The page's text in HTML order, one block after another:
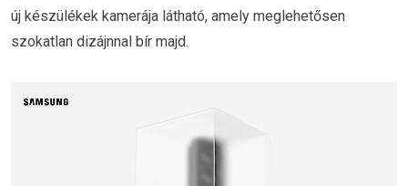
új készülékek kamerája látható, amely meglehetősen
szokatlan dizájnnal bír majd.